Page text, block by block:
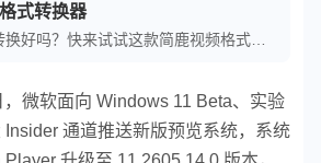
式转换器
微软面向 Windows 11 Beta、实验
Insider 通道推送新版预览系统，系统